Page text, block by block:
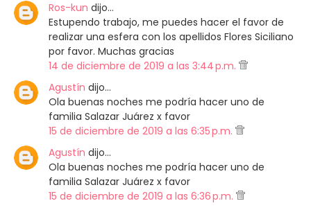
Ros-kun dijo…
Estupendo trabajo, me puedes hacer el favor de
realizar una esfera con los apellidos Flores Siciliano
por favor. Muchas gracias
14 de diciembre de 2019 a las 3:44 p.m.
Agustín dijo…
Ola buenas noches me podría hacer uno de
familia Salazar Juárez x favor
15 de diciembre de 2019 a las 6:35 p.m.
Agustín dijo…
Ola buenas noches me podría hacer uno de
familia Salazar Juárez x favor
15 de diciembre de 2019 a las 6:36 p.m.